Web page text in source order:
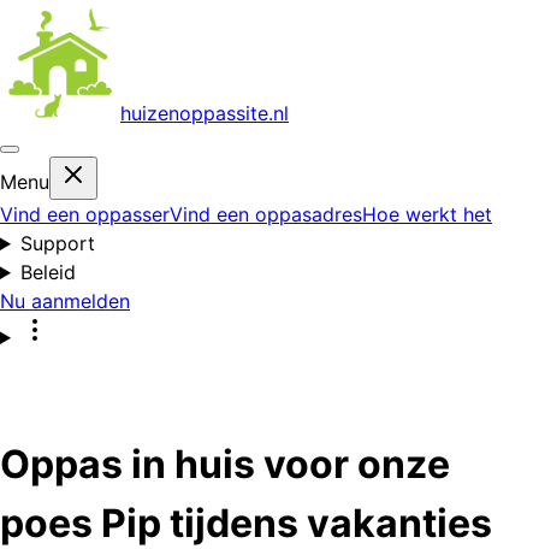
huizenoppassite.nl
Menu
Vind een oppasserVind een oppasadresHoe werkt het
Support
Beleid
Nu aanmelden
Oppas in huis voor onze
poes Pip tijdens vakanties